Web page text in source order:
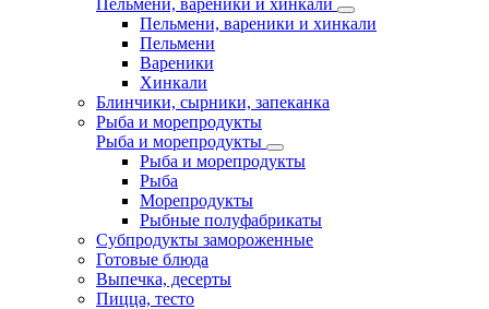
Пельмени, вареники и хинкали
Пельмени, вареники и хинкали
Пельмени
Вареники
Хинкали
Блинчики, сырники, запеканка
Рыба и морепродукты
Рыба и морепродукты
Рыба и морепродукты
Рыба
Морепродукты
Рыбные полуфабрикаты
Субпродукты замороженные
Готовые блюда
Выпечка, десерты
Пицца, тесто